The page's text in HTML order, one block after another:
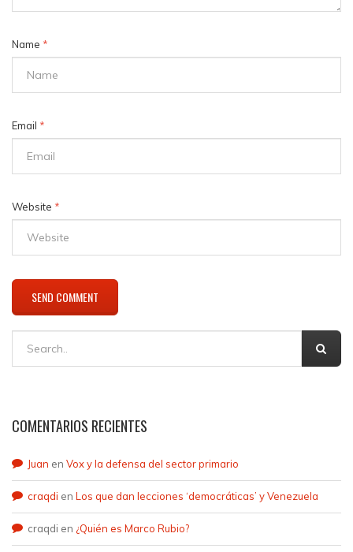
Name *
Email *
Website *
COMENTARIOS RECIENTES
Juan en Vox y la defensa del sector primario
craqdi en Los que dan lecciones ‘democráticas’ y Venezuela
craqdi en ¿Quién es Marco Rubio?